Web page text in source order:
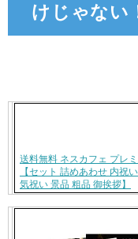
けじゃな
送料無料 ネスカフェ プレ
【セット 詰めあわせ 内祝
気祝い 景品 粗品 御挨拶】